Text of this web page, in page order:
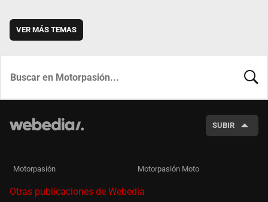
VER MÁS TEMAS
SUBIR
Motorpasión Motorpasión Moto
Otras publicaciones de Webedia